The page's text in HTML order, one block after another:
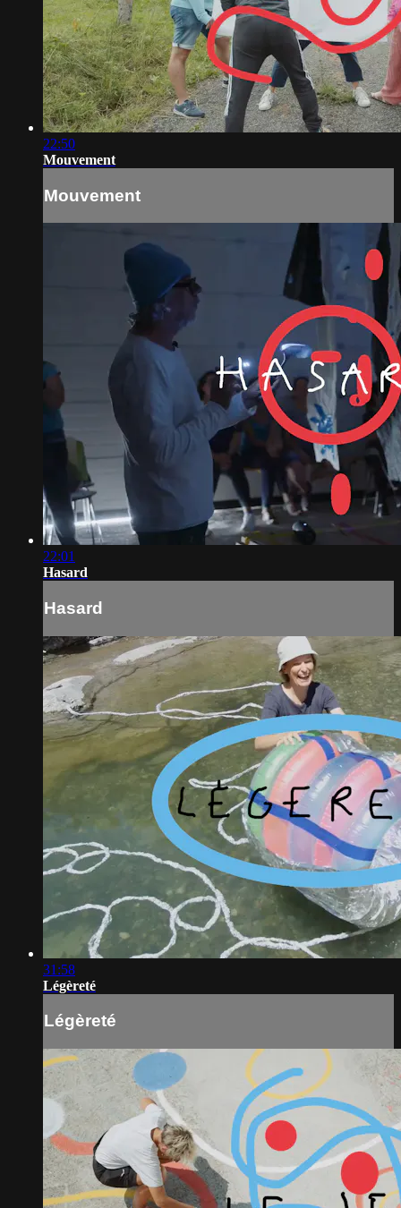
22:50
Mouvement
Mouvement
22:01
Hasard
Hasard
31:58
Légèreté
Légèreté